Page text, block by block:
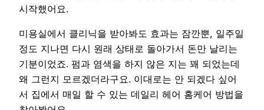
시작했어요.
미용실에서 클리닉을 받아봐도 효과는 잠깐뿐, 일주일
정도 지나면 다시 원래 상태로 돌아가서 돈만 날리는
기분이었죠. 펌과 염색을 하지 않은 지는 꽤 되었는데
왜 그런지 모르겠더라구요. 이대로는 안 되겠다 싶어
서 집에서 매일 할 수 있는 데일리 헤어 홈케어 방법을